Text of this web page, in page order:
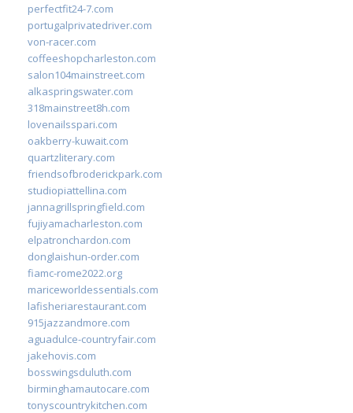
perfectfit24-7.com
portugalprivatedriver.com
von-racer.com
coffeeshopcharleston.com
salon104mainstreet.com
alkaspringswater.com
318mainstreet8h.com
lovenailsspari.com
oakberry-kuwait.com
quartzliterary.com
friendsofbroderickpark.com
studiopiattellina.com
jannagrillspringfield.com
fujiyamacharleston.com
elpatronchardon.com
donglaishun-order.com
fiamc-rome2022.org
mariceworldessentials.com
lafisheriarestaurant.com
915jazzandmore.com
aguadulce-countryfair.com
jakehovis.com
bosswingsduluth.com
birminghamautocare.com
tonyscountrykitchen.com